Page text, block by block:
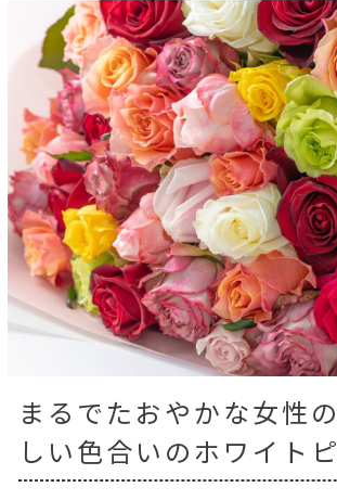
まるでたおやかな女性
しい色合いのホワイトピ